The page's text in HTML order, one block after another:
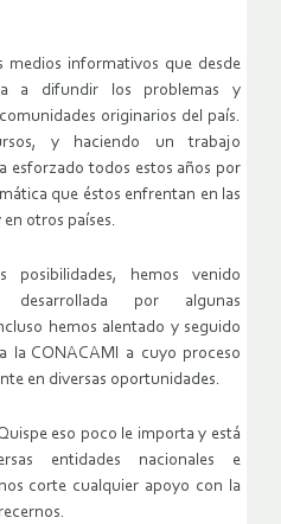
medios informativos que desde
a difundir los problemas y
originarios del país.
y haciendo un trabajo
esforzado todos estos años por
que éstos enfrentan en las
otros países.
hemos venido
por algunas
hemos alentado y seguido
la CONACAMI a cuyo proceso
en diversas oportunidades.
eso poco le importa y está
entidades nacionales e
corte cualquier apoyo con la